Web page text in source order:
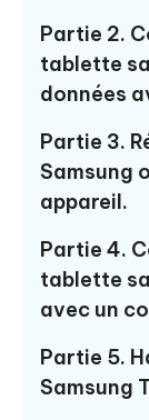
Partie 2.
tablette
données
Partie 3.
Samsung
appareil.
Partie 4.
tablette
avec un
Partie 5.
Samsung